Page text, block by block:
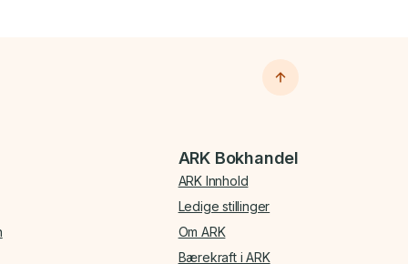
ARK Bokhandel
ARK Innhold
Ledige stillinger
Om ARK
Bærekraft i ARK